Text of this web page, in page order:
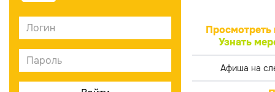
Просмотреть
Узнать
Афиша на